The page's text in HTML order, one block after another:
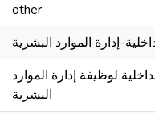
other
إدارة الموارد البشرية
لوظيفة إدارة الموارد
البشرية